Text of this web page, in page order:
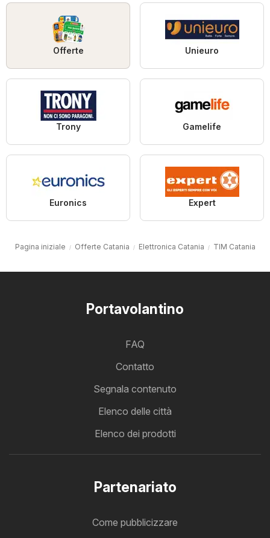
Offerte Unieuro
Trony Gamelife
Euronics Expert
Pagina iniziale Offerte Catania Elettronica Catania TIM Catania
Portavolantino
FAQ
Contatto
Segnala contenuto
Elenco delle città
Elenco dei prodotti
Partenariato
Come pubblicizzare